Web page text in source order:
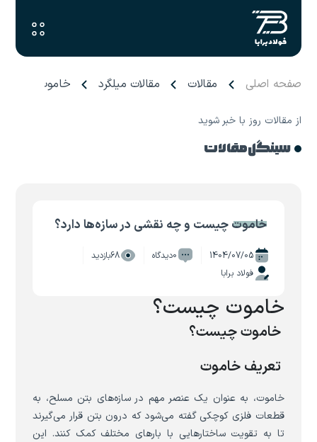
صفحه اصلی مقالات مقالات میلگرد خاموت چیست
از مقالات روز با خبر شوید
سینگل مقالات
خاموت چیست و چه نقشی در سازه‌ها دارد؟
1404/07/05 0دیدگاه
68بازدید
فولاد برابا
خاموت چیست؟
خاموت چیست؟
تعریف خاموت
خاموت، به عنوان یک عنصر مهم در سازه‌های بتن مسلح، به
قطعات فلزی کوچکی گفته می‌شود که درون بتن قرار می‌گیرند
تا به تقویت ساختارهایی با بارهای مختلف کمک کنند. این